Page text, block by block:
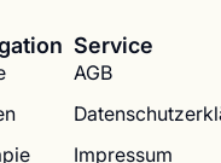
Service
AGB
Impressum